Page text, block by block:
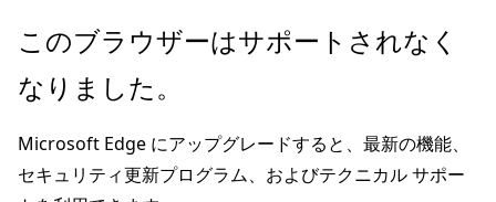
メ
ン
ン
テ
このブラウザーはサポートされなく
なりました。
Microsoft Edge にアップグレードすると、最新の機能、
セキュリティ更新プログラム、およびテクニカル サポー